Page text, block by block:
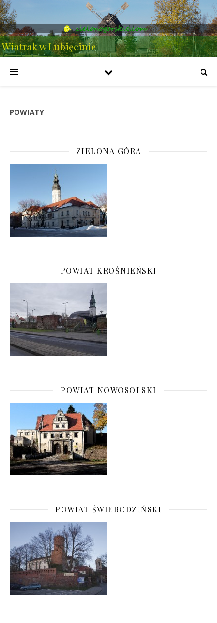
Wiatrak w Lubięcinie
POWIATY
ZIELONA GÓRA
POWIAT KROŚNIEŃSKI
POWIAT NOWOSOLSKI
POWIAT ŚWIEBODZIŃSKI